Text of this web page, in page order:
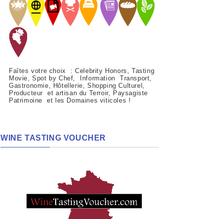
Faîtes votre choix : Celebrity Honors, Tasting
Movie, Spot by Chef, Information Transport,
Gastronomie, Hôtellerie, Shopping Culturel,
Producteur et artisan du Terroir, Paysagiste
Patrimoine et les Domaines viticoles !
WINE TASTING VOUCHER